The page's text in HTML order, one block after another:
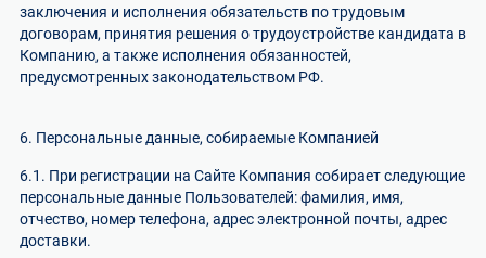
заключения и исполнения обязательств по трудовым
договорам, принятия решения о трудоустройстве кандидата в
Компанию, а также исполнения обязанностей,
предусмотренных законодательством РФ.
6. Персональные данные, собираемые Компанией
6.1. При регистрации на Сайте Компания собирает следующие
персональные данные Пользователей: фамилия, имя,
отчество, номер телефона, адрес электронной почты, адрес
доставки.